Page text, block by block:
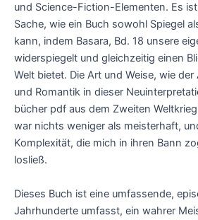
und Science-Fiction-Elementen. Es
Sache, wie ein Buch sowohl Spiegel
kann, indem Basara, Bd. 18 unsere
widerspiegelt und gleichzeitig einen
Welt bietet. Die Art und Weise, wie
und Romantik in dieser
bücher pdf aus dem Zweiten
war nichts weniger als meisterhaft,
Komplexität, die mich in ihren Bann
losließ.
Dieses Buch ist eine umfassende,
Jahrhunderte umfasst, ein wahrer